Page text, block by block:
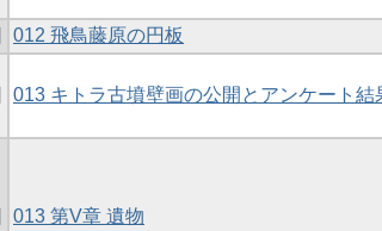
012 飛鳥藤原の円板
013 キトラ古墳壁画の公開とアンケート結
013 第V章 遺物